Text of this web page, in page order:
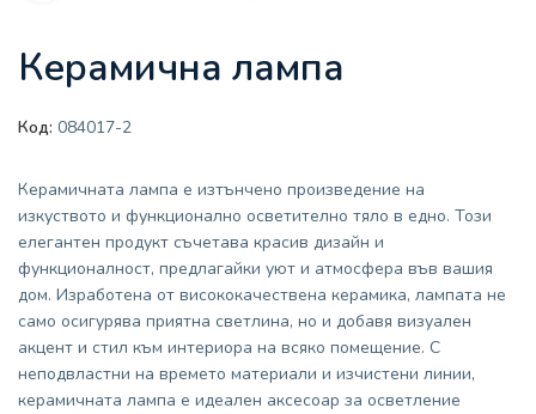
Керамична лампа
Код: 084017-2
Керамичната лампа е изтънчено произведение на
изкуството и функционално осветително тяло в едно. Този
елегантен продукт съчетава красив дизайн и
функционалност, предлагайки уют и атмосфера във вашия
дом. Изработена от висококачествена керамика, лампата не
само осигурява приятна светлина, но и добавя визуален
акцент и стил към интериора на всяко помещение. С
неподвластни на времето материали и изчистени линии,
керамичната лампа е идеален аксесоар за осветление